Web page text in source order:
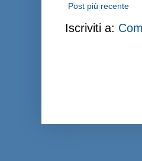
Post più recente
Iscriviti a: